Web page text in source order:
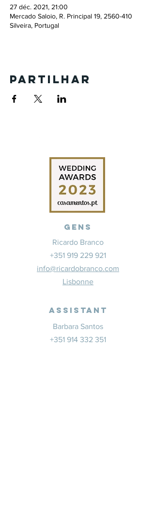
27 déc. 2021, 21:00
Mercado Saloio, R. Principal 19, 2560-410
Silveira, Portugal
Partilhar
Gens
Ricardo Branco
+351 919 229 921
info@ricardobranco.com
Lisbonne
Assistant
Barbara Santos
+351 914 332 351